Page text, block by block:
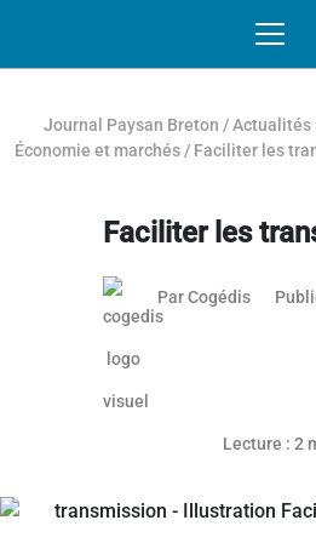
Journal Paysan Breton /Actualités
Économie et marchés / Faciliter les
Faciliter les
ParCogédis
Lecture : 2